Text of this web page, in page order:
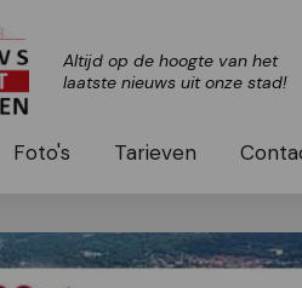
Altijd op de hoogte van het
laatste nieuws uit onze stad!
Foto's Tarieven